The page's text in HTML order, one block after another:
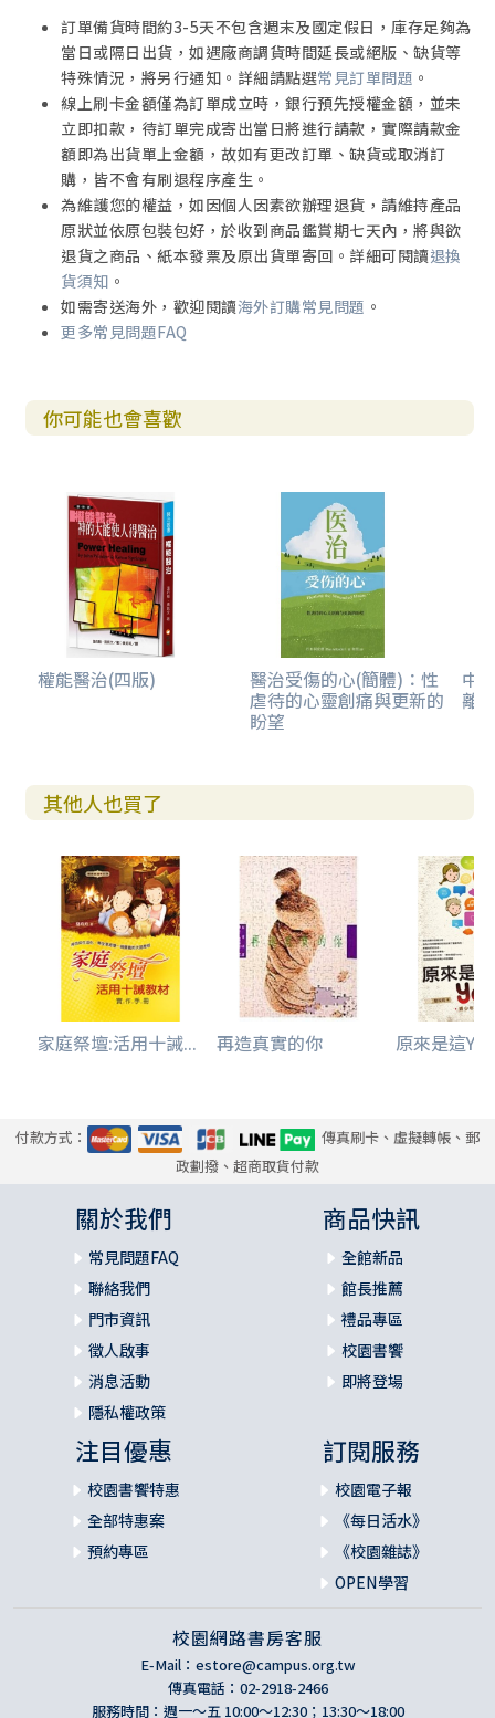
訂單備貨時間約3-5天不包含週末及國定假日，庫存足夠為
當日或隔日出貨，如遇廠商調貨時間延長或絕版、缺貨等
特殊情況，將另行通知。詳細請點選常見訂單問題 。
線上刷卡金額僅為訂單成立時，銀行預先授權金額，並未
立即扣款，待訂單完成寄出當日將進行請款，實際請款金
額即為出貨單上金額，故如有更改訂單、缺貨或取消訂
購，皆不會有刷退程序產生。
為維護您的權益，如因個人因素欲辦理退貨，請維持產品
原狀並依原包裝包好，於收到商品鑑賞期七天內，將與欲
退貨之商品、紙本發票及原出貨單寄回。詳細可閱讀退換
貨須知 。
如需寄送海外，歡迎閱讀海外訂購常見問題 。
更多常見問題FAQ
你可能也會喜歡
權能醫治(四版) 醫治受傷的心(簡體)：性
虐待的心靈創痛與更新的
盼望
中
離
其他人也買了
家庭祭壇:活用十誡... 再造真實的你 原來是這
付款方式：
傳真刷卡、虛擬轉帳、郵
政劃撥、超商取貨付款
關於我們
常見問題FAQ
聯絡我們
門市資訊
徵人啟事
消息活動
隱私權政策
商品快訊
全館新品
館長推薦
禮品專區
校園書饗
即將登場
注目優惠
校園書饗特惠
全部特惠案
預約專區
訂閱服務
校園電子報
《每日活水》
《校園雜誌》
OPEN學習
校園網路書房客服
E-Mail： estore@campus.org.tw
傳真電話：02-2918-2466
服務時間：週一～五 10:00～12:30；13:30～18:00